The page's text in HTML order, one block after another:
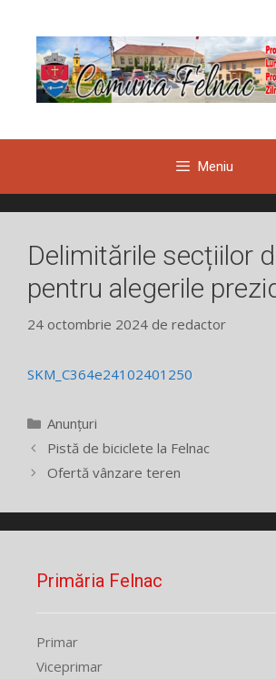
conținut
Meniu
Delimitările secțiilor
pentru alegerile
24 octombrie 2024 de redactor
SKM_C364e24102401250
Categorii
Anunțuri
Pistă de biciclete la Felnac
Ofertă vânzare teren
Primăria Felnac
Primar
Viceprimar